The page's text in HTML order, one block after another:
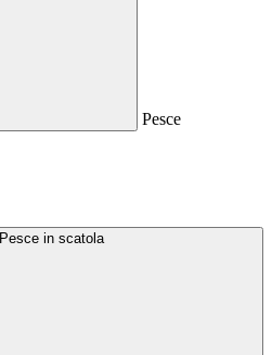
Pesce
Pesce in scatola